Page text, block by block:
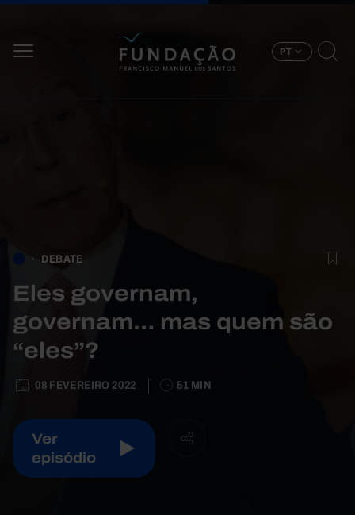
PT
DEBATE
Eles governam,
governam… mas quem são
“eles”?
08 FEVEREIRO 2022 51 MIN
Ver
episódio